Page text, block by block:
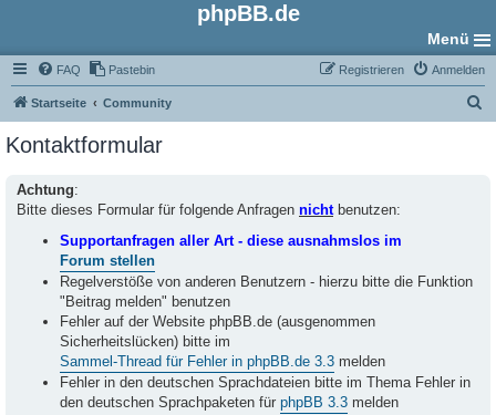
phpBB.de
Menü
FAQ Pastebin Anmelden
Registrieren
Startseite Community
Kontaktformular
Achtung:
Bitte dieses Formular für folgende Anfragen nichtbenutzen:
Supportanfragen aller Art - diese ausnahmslos im
Forum stellen
Regelverstöße von anderen Benutzern - hierzu bitte die Funktion
"Beitrag melden" benutzen
Fehler auf der Website phpBB.de (ausgenommen
Sicherheitslücken) bitte im
Sammel-Thread für Fehler in phpBB.de 3.3 melden
Fehler in den deutschen Sprachdateien bitte im Thema Fehler in
den deutschen Sprachpaketen für phpBB 3.3 melden